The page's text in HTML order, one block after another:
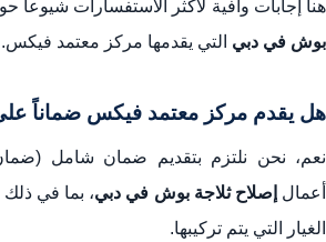
هنا إجابات وافية لأكثر الاستفسارات شيوعاً
بوش في دبي التي يقدمها مركز معتمد فيكس.
هل يقدم مركز معتمد فيكس ضماناً
نعم، نحن نلتزم بتقديم ضمان شامل
أعمالإصلاح ثلاجة بوش في دبي، بما في ذلك
الغيار التي يتم تركيبها.